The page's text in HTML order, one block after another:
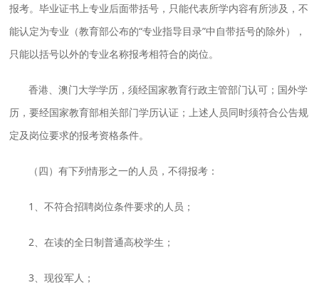
报考。毕业证书上专业后面带括号，只能代表所学内容有所涉及，不
能认定为专业（教育部公布的“专业指导目录”中自带括号的除外），
只能以括号以外的专业名称报考相符合的岗位。
香港、澳门大学学历，须经国家教育行政主管部门认可；国外学
历，要经国家教育部相关部门学历认证；上述人员同时须符合公告规
定及岗位要求的报考资格条件。
（四）有下列情形之一的人员，不得报考：
1、不符合招聘岗位条件要求的人员；
2、在读的全日制普通高校学生；
3、现役军人；